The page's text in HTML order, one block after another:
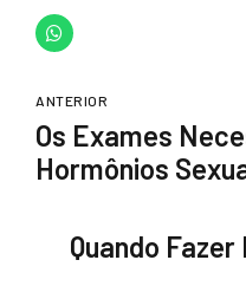
ANTERIOR
Os Exames
Hormônios
Quando